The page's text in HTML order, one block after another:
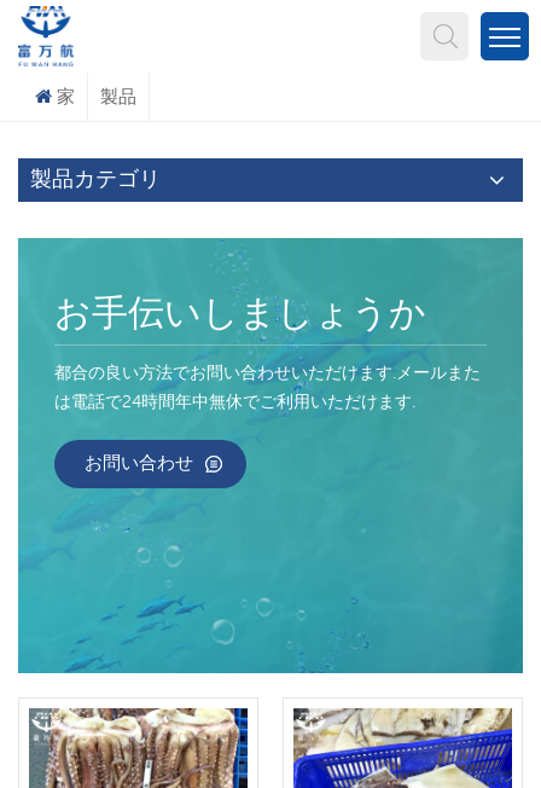
家 製品
製品カテゴリ
お手伝いしましょうか
都合の良い方法でお問い合わせいただけます.メールまた
は電話で24時間年中無休でご利用いただけます.
お問い合わせ